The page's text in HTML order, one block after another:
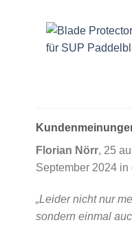
Florian Nörr, 25
September 2024
„Leider nicht nur
sondern einmal